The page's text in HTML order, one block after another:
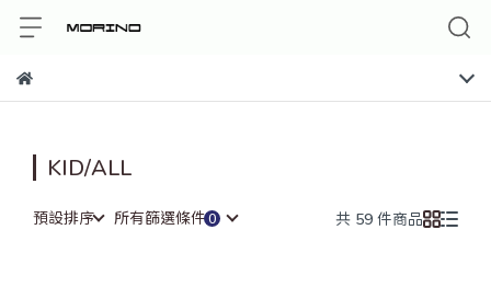
KID/ALL
預設排序 所有篩選條件 共 59 件商品